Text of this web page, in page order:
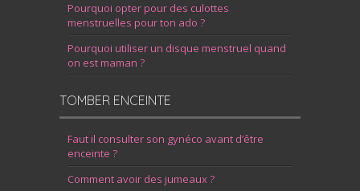
Pourquoi opter pour des culottes
menstruelles pour ton ado ?
Pourquoi utiliser un disque menstruel quand
on est maman ?
TOMBER ENCEINTE
Faut il consulter son gynéco avant d’être
enceinte ?
Comment avoir des jumeaux ?